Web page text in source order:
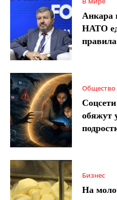
Анкара
НАТО
Общество
обяжут
Бизнес
На